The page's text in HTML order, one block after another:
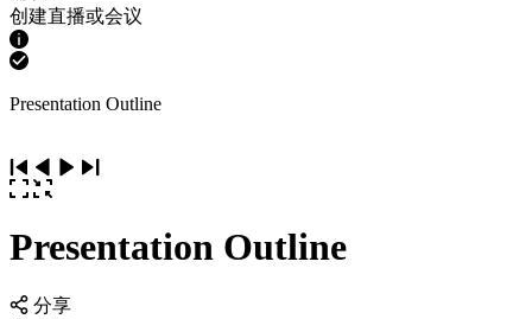
创建直播或会议
Presentation Outline
Presentation Outline
分享